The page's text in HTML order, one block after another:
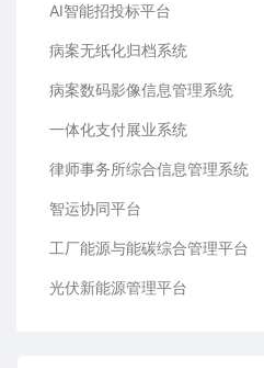
AI智能招投标平台
病案无纸化归档系统
病案数码影像信息管理系统
一体化支付展业系统
律师事务所综合信息管理系统
智运协同平台
工厂能源与能碳综合管理平台
光伏新能源管理平台